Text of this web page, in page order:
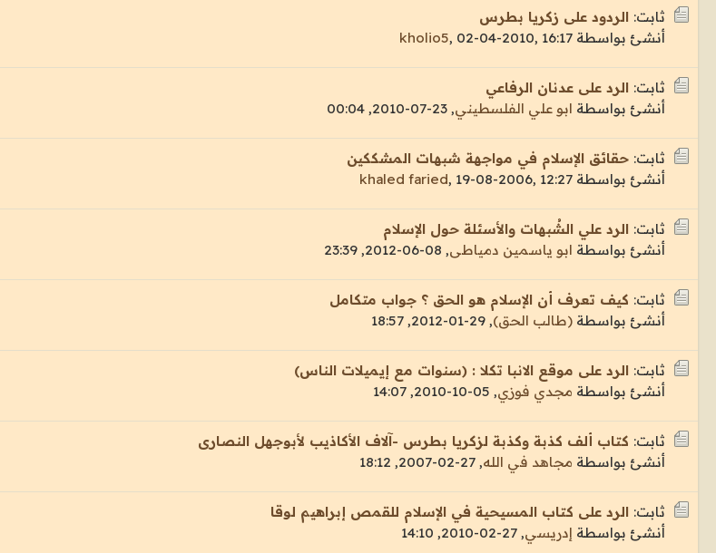
ثابت: الردود على زكريا بطرس
أنشئ بواسطة
kholio5, 02-04-2010, 16:17
ثابت: الرد على عدنان الرفاعي
أنشئ بواسطة ابو علي الفلسطيني,
23-07-2010, 00:04
ثابت: حقائق الإسلام في مواجهة شبهات المشككين
أنشئ بواسطة
khaled faried, 19-08-2006, 12:27
ثابت: الرد علي الشُبهات والأسئلة حول الإسلام
أنشئ بواسطة ابو ياسمين دمياطى,
08-06-2012, 23:39
ثابت: كيف تعرف أن الإسلام هو الحق ؟ جواب متكامل
أنشئ بواسطة(طالب الحق),
29-01-2012, 18:57
ثابت: الرد على موقع الانبا تكلا : (سنوات مع إيميلات الناس)
أنشئ بواسطة مجدي فوزي,
05-10-2010, 14:07
ثابت: كتاب ألف كذبة وكذبة لزكريا بطرس -آلاف الأكاذيب لأبوجهل النصارى
أنشئ بواسطة مجاهد في الله,
27-02-2007, 18:12
ثابت: الرد على كتاب المسيحية في الإسلام للقمص إبراهيم لوقا
أنشئ بواسطة إدريسي,
27-02-2010, 14:10